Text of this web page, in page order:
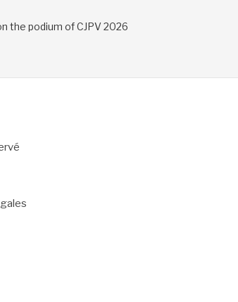
the podium of CJPV 2026